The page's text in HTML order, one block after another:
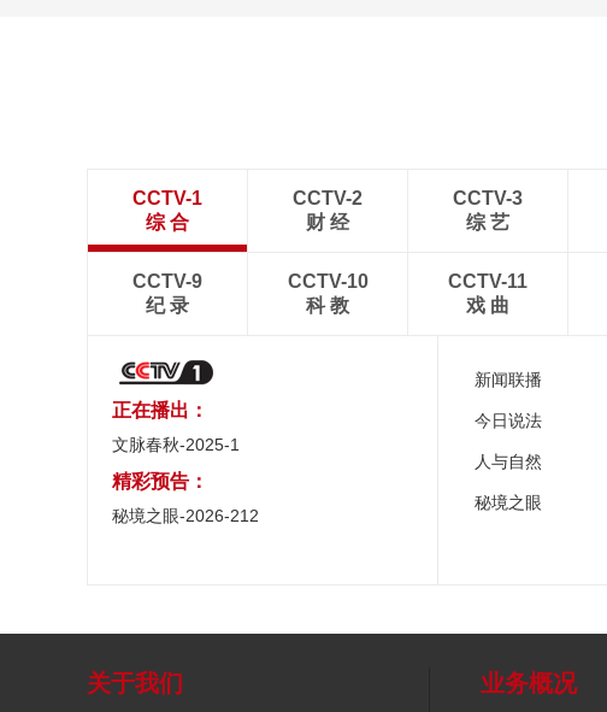
CCTV-1
综 合
CCTV-2
财 经
CCTV-3
综 艺
CCTV-9
纪 录
CCTV-10
科 教
CCTV-11
戏 曲
正在播出：
文脉春秋-2025-1
精彩预告：
秘境之眼-2026-212
新闻联播
今日说法
人与自然
秘境之眼
关于我们 业务概况